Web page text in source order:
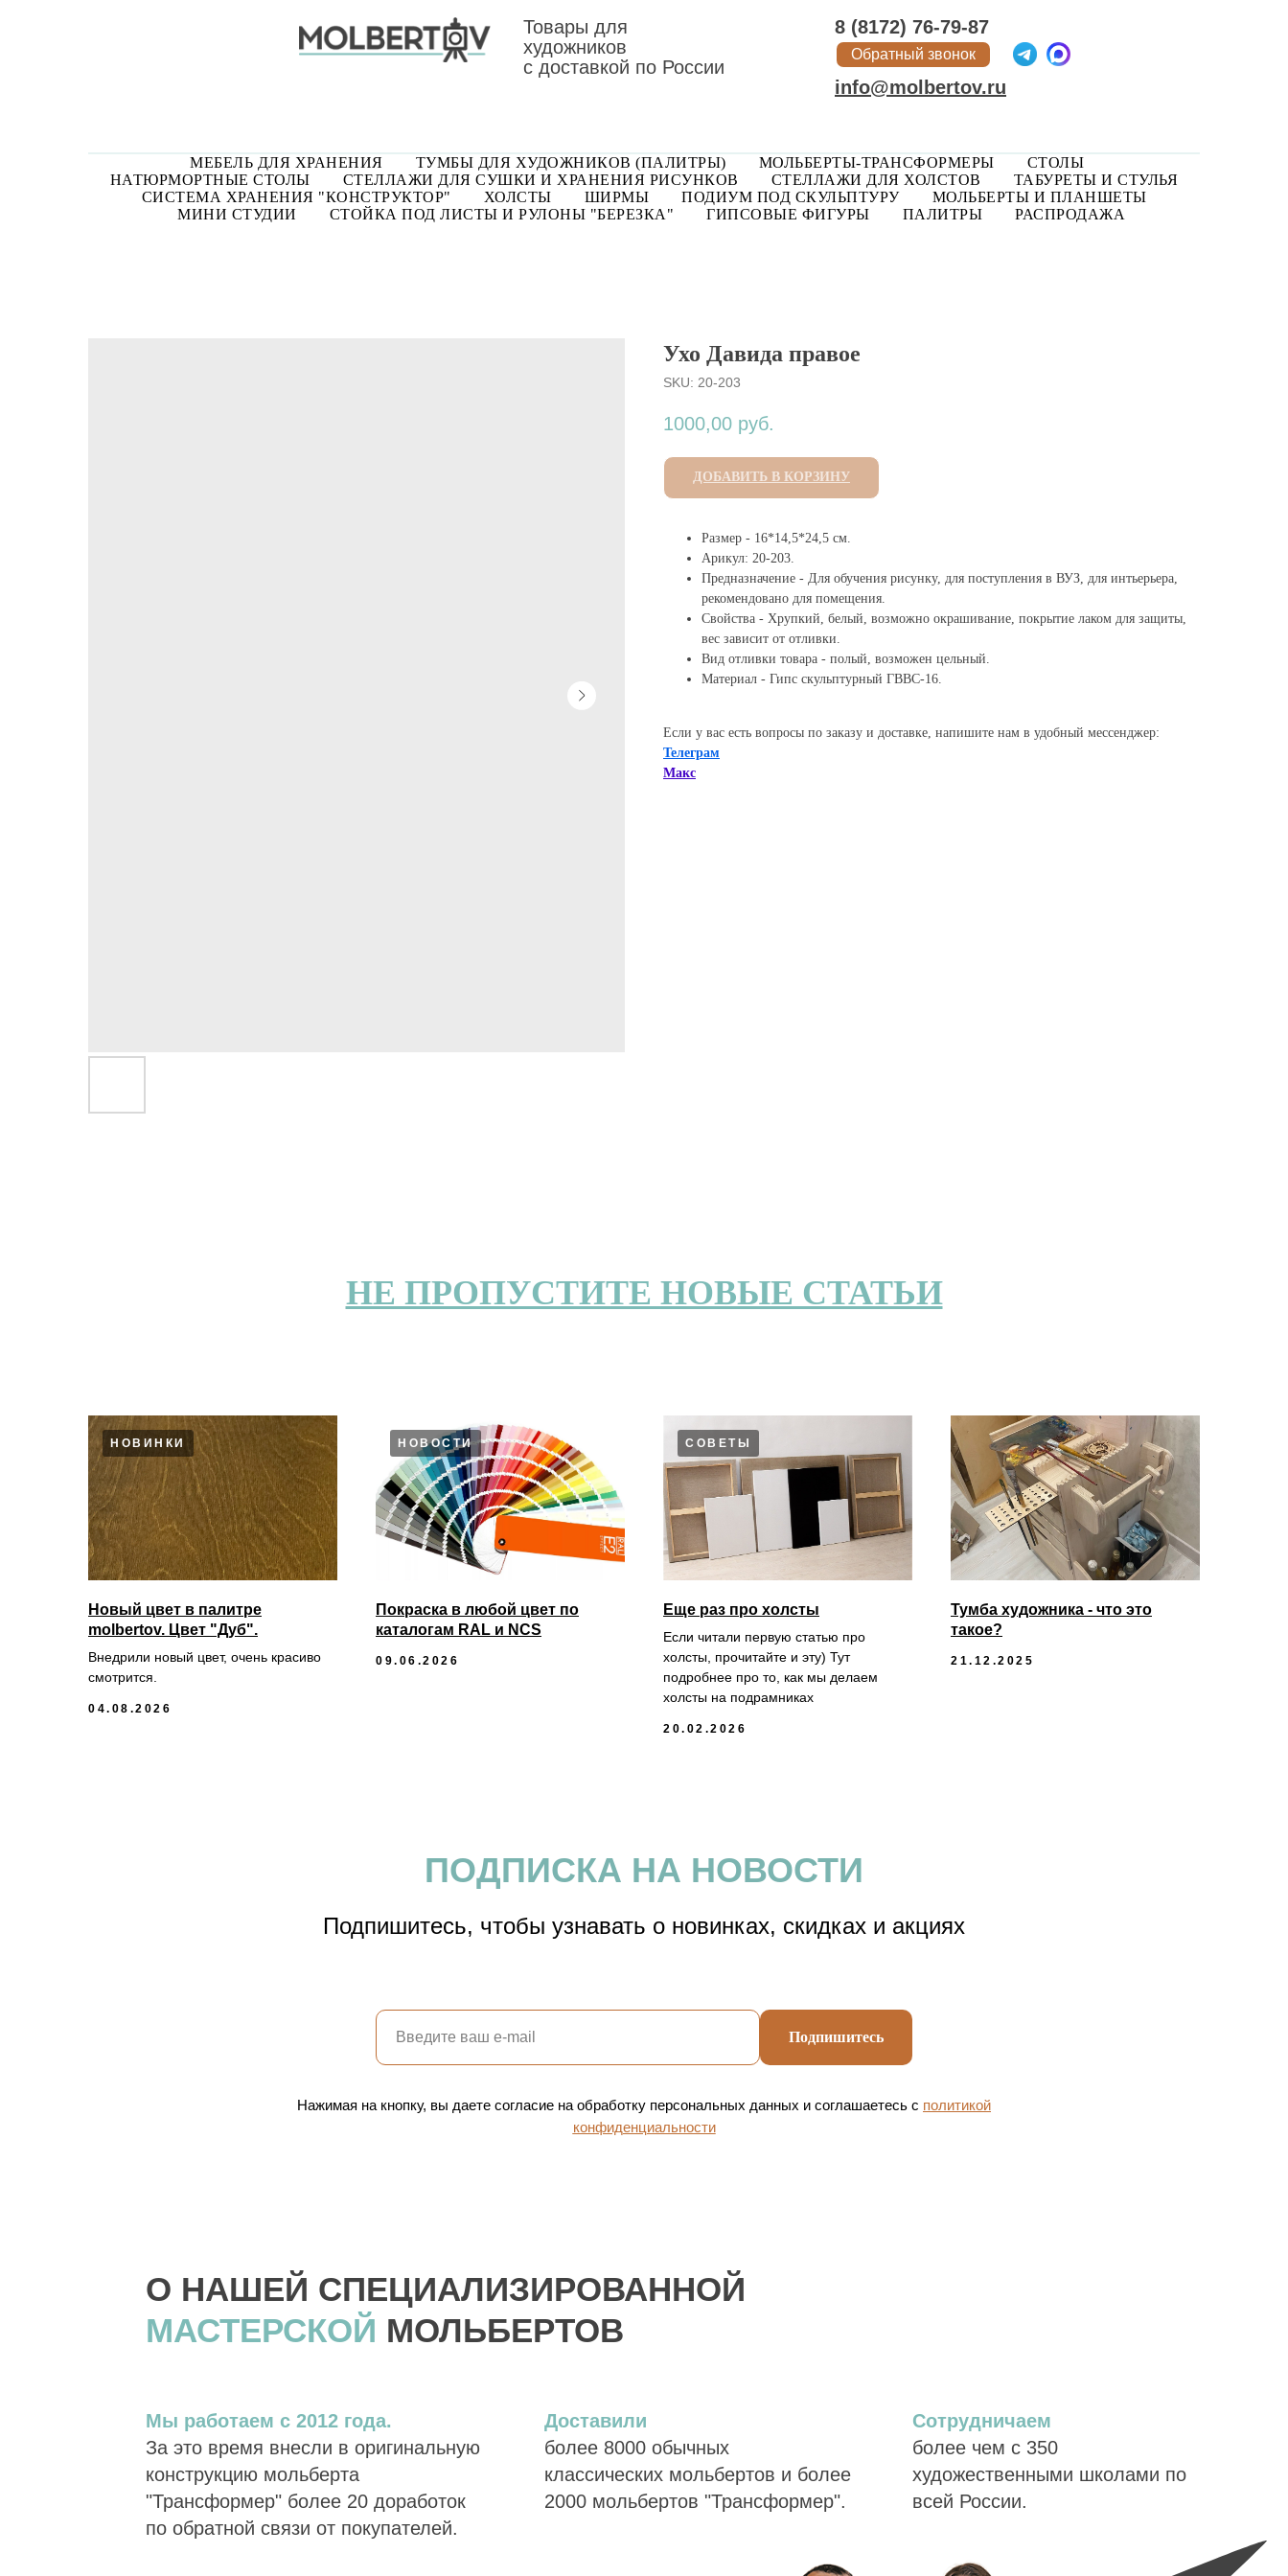
8 (8172) 76-79-87
Обратный звонок
Товары для
художников
с доставкой по России
info@molbertov.ru
МЕБЕЛЬ ДЛЯ ХРАНЕНИЯ ТУМБЫ ДЛЯ ХУДОЖНИКОВ (ПАЛИТРЫ) МОЛЬБЕРТЫ-ТРАНСФОРМЕРЫ
СТОЛЫ
НАТЮРМОРТНЫЕ СТОЛЫ
СТЕЛЛАЖИ ДЛЯ СУШКИ И ХРАНЕНИЯ РИСУНКОВ СТЕЛЛАЖИ ДЛЯ ХОЛСТОВ
ТАБУРЕТЫ И СТУЛЬЯ
СИСТЕМА ХРАНЕНИЯ "КОНСТРУКТОР"
ХОЛСТЫ ШИРМЫ ПОДИУМ ПОД СКУЛЬПТУРУ
МОЛЬБЕРТЫ И ПЛАНШЕТЫ
МИНИ СТУДИИ
СТОЙКА ПОД ЛИСТЫ И РУЛОНЫ "БЕРЕЗКА" ГИПСОВЫЕ ФИГУРЫ ПАЛИТРЫ РАСПРОДАЖА
Ухо Давида правое
SKU: 20-203
1000,00 руб.
ДОБАВИТЬ В КОРЗИНУ
Размер - 16*14,5*24,5 см.
Арикул: 20-203.
Предназначение - Для обучения рисунку, для поступления в ВУЗ, для интьерьера,
рекомендовано для помещения.
Свойства - Хрупкий, белый, возможно окрашивание, покрытие лаком для защиты,
вес зависит от отливки.
Вид отливки товара - полый, возможен цельный.
Материал - Гипс скульптурный ГВВС-16.
Если у вас есть вопросы по заказу и доставке, напишите нам в удобный мессенджер:
Телеграм
Макс
НЕ ПРОПУСТИТЕ НОВЫЕ СТАТЬИ
НОВИНКИ
Новый цвет в палитре
molbertov. Цвет "Дуб".
Внедрили новый цвет, очень красиво
смотрится.
04.08.2026
НОВОСТИ
Покраска в любой цвет по
каталогам RAL и NCS
09.06.2026
СОВЕТЫ
Еще раз про холсты
Если читали первую статью про
холсты, прочитайте и эту) Тут
подробнее про то, как мы делаем
холсты на подрамниках
20.02.2026
Тумба художника - что это
такое?
21.12.2025
ПОДПИСКА НА НОВОСТИ
Подпишитесь, чтобы узнавать о новинках, скидках и акциях
Подпишитесь
Нажимая на кнопку, вы даете согласие на обработку персональных данных и соглашаетесь c политикой
конфиденциальности
О НАШЕЙ СПЕЦИАЛИЗИРОВАННОЙ
МАСТЕРСКОЙ МОЛЬБЕРТОВ
Мы работаем с 2012 года.
За это время внесли в оригинальную
конструкцию мольберта
"Трансформер" более 20 доработок
по обратной связи от покупателей.
Доставили
более 8000 обычных
классических мольбертов и более
2000 мольбертов "Трансформер".
Сотрудничаем
более чем с 350
художественными школами по
всей России.